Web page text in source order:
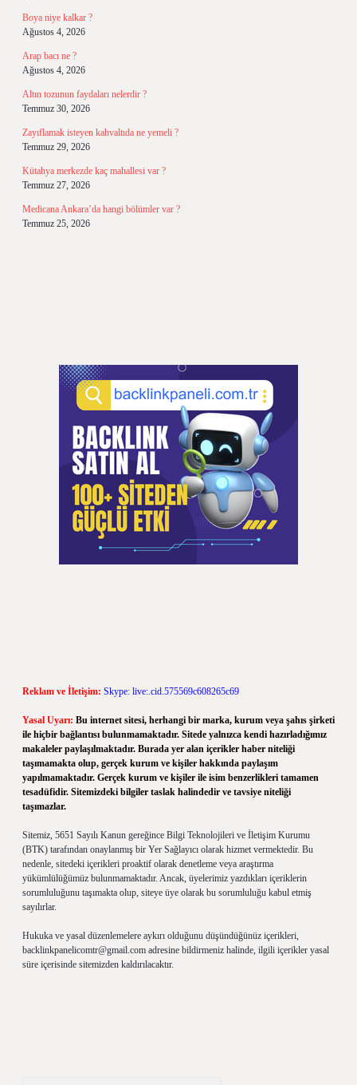
Boya niye kalkar ?
Ağustos 4, 2026
Arap bacı ne ?
Ağustos 4, 2026
Altın tozunun faydaları nelerdir ?
Temmuz 30, 2026
Zayıflamak isteyen kahvaltıda ne yemeli ?
Temmuz 29, 2026
Kütahya merkezde kaç mahallesi var ?
Temmuz 27, 2026
Medicana Ankara’da hangi bölümler var ?
Temmuz 25, 2026
Reklam ve İletişim: Skype: live:.cid.575569c608265c69
Yasal Uyarı: Bu internet sitesi, herhangi bir marka, kurum veya şahıs şirketi
ile hiçbir bağlantısı bulunmamaktadır. Sitede yalnızca kendi hazırladığımız
makaleler paylaşılmaktadır. Burada yer alan içerikler haber niteliği
taşımamakta olup, gerçek kurum ve kişiler hakkında paylaşım
yapılmamaktadır. Gerçek kurum ve kişiler ile isim benzerlikleri tamamen
tesadüfidir. Sitemizdeki bilgiler taslak halindedir ve tavsiye niteliği
taşımazlar.
Sitemiz, 5651 Sayılı Kanun gereğince Bilgi Teknolojileri ve İletişim Kurumu
(BTK) tarafından onaylanmış bir Yer Sağlayıcı olarak hizmet vermektedir. Bu
nedenle, sitedeki içerikleri proaktif olarak denetleme veya araştırma
yükümlülüğümüz bulunmamaktadır. Ancak, üyelerimiz yazdıkları içeriklerin
sorumluluğunu taşımakta olup, siteye üye olarak bu sorumluluğu kabul etmiş
sayılırlar.
Hukuka ve yasal düzenlemelere aykırı olduğunu düşündüğünüz içerikleri,
backlinkpanelicomtr@gmail.com adresine bildirmeniz halinde, ilgili içerikler yasal
süre içerisinde sitemizden kaldırılacaktır.